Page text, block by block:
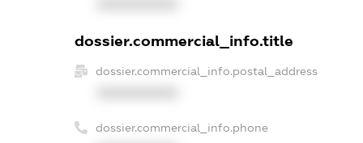
dossier.commercial_info.title
dossier.commercial_info.postal_address
dossier.commercial_info.phone